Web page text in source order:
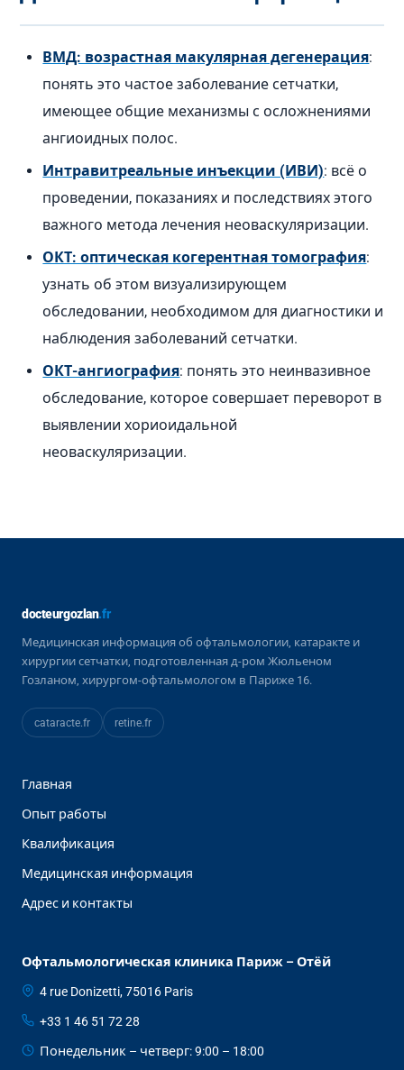
ВМД: возрастная макулярная дегенерация:
понять это частое заболевание сетчатки,
имеющее общие механизмы с осложнениями
ангиоидных полос.
Интравитреальные инъекции (ИВИ): всё о
проведении, показаниях и последствиях этого
важного метода лечения неоваскуляризации.
ОКТ: оптическая когерентная томография:
узнать об этом визуализирующем
обследовании, необходимом для диагностики и
наблюдения заболеваний сетчатки.
ОКТ-ангиография: понять это неинвазивное
обследование, которое совершает переворот в
выявлении хориоидальной
неоваскуляризации.
docteurgozlan.fr
Медицинская информация об офтальмологии, катаракте и
хирургии сетчатки, подготовленная д-ром Жюльеном
Гозланом, хирургом-офтальмологом в Париже 16.
cataracte.fr retine.fr
Главная
Опыт работы
Квалификация
Медицинская информация
Адрес и контакты
Офтальмологическая клиника Париж – Отёй
4 rue Donizetti, 75016 Paris
+33 1 46 51 72 28
Понедельник – четверг: 9:00 – 18:00